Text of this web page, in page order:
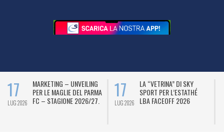
17
LUG 2026
MARKETING – UNVEILING
PER LE MAGLIE DEL PARMA
FC – STAGIONE 2026/27.
17
LUG 2026
LA “VETRINA” DI SKY
SPORT PER L’ESTATHÉ
LBA FACEOFF 2026